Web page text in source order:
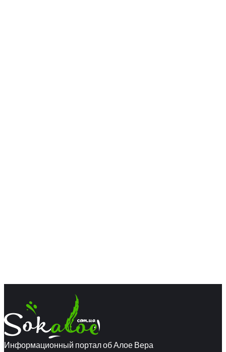
Информационный портал об Алое Вера